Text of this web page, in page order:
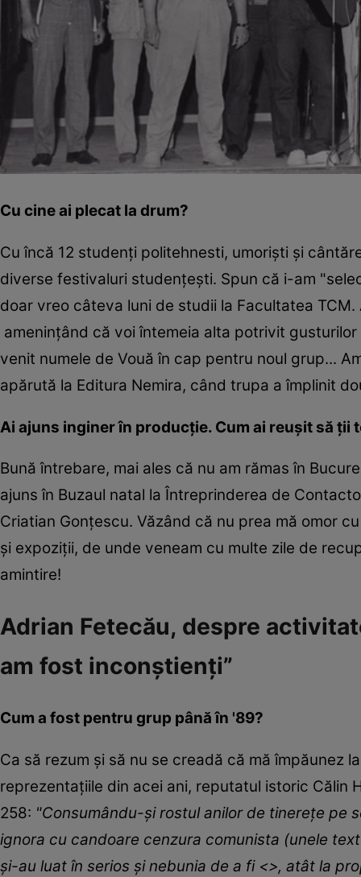
Cu cine ai plecat la drum?
Cu încă 12 studenți politehnesti, umoriști și
diverse festivaluri studențești. Spun că i-am
doar vreo câteva luni de studii la Facultatea
amenințând că voi întemeia alta potrivit
venit numele de Vouă în cap pentru noul grup...
apărută la Editura Nemira, când trupa a împlinit
Ai ajuns inginer în producție. Cum ai reușit să
Bună întrebare, mai ales că nu am rămas în
ajuns în Buzaul natal la Întreprinderea de
Criatian Gonțescu. Văzând că nu prea mă omor
și expoziții, de unde veneam cu multe zile de
amintire!
Adrian Fetecău, despre
am fost inconştienţi”
Cum a fost pentru grup până în '89?
Ca să rezum și să nu se creadă că mă împăunez
reprezentațiile din acei ani, reputatul istoric Călin
258: "Consumându-și rostul anilor de tinerețe pe
ignora cu candoare cenzura comunista (unele
și-au luat în serios și nebunia de a fi <>, atât la